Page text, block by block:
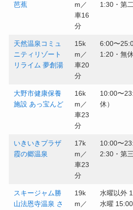
芭蕉
m／
車16
分
1:30・第
天然温泉コミュ
ニティリゾート
リライム 夢創湯
15k
m／
車20
分
6:00〜
1:20・無休
大野市健康保養
施設 あっ宝んど
16k
m／
車23
分
10:00〜
休）
いきいきプラザ
霞の郷温泉
17k
m／
車23
分
10:00〜
2:30・第
スキージャム勝
山法恩寺温泉 さ
19k
m／
水曜以外
水曜